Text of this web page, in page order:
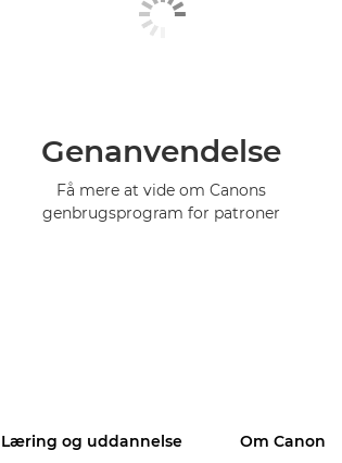
Genanvendelse
Få mere at vide om Canons
genbrugsprogram for patroner
Læring og uddannelse Om Canon